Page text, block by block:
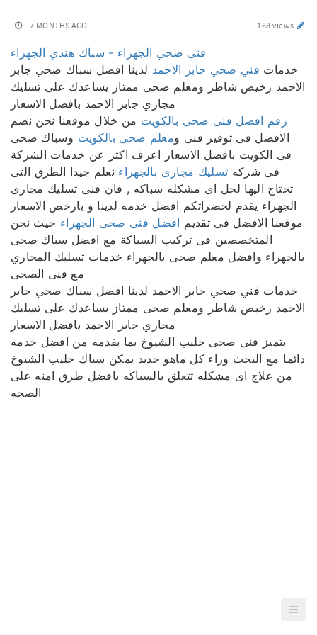
7 MONTHS AGO 188 views
فنى صحي الجهراء - سباك هندي الجهراء
خدمات فني صحي جابر الاحمد لدينا افضل سباك صحي جابر
الاحمد رخيص شاطر ومعلم صحى ممتاز يساعدك على تسليك
مجاري جابر الاحمد بافضل الاسعار
رقم افضل فنى صحى بالكويت من خلال موقعنا نحن نضم
الافضل فى توفير فنى ومعلم صحى بالكويت وسباك صحى
فى الكويت بافضل الاسعار اعرف اكثر عن خدمات الشركة
فى شركه تسليك مجارى بالجهراء نعلم جيدا الطرق التى
تحتاج اليها لحل اى مشكله سباكه , فان فنى تسليك مجارى
الجهراء يقدم لحضراتكم افضل خدمه لدينا و بارخص الاسعار
موقعنا الافضل فى تقديم افضل فنى صحى الجهراء حيث نحن
المتخصصين فى تركيب السباكة مع افضل سباك صحى
بالجهراء وافضل معلم صحى بالجهراء خدمات تسليك المجاري
مع فنى الصحى
خدمات فني صحي جابر الاحمد لدينا افضل سباك صحي جابر
الاحمد رخيص شاطر ومعلم صحى ممتاز يساعدك على تسليك
مجاري جابر الاحمد بافضل الاسعار
يتميز فنى صحى جليب الشيوخ بما يقدمه من افضل خدمه
دائما مع البحث وراء كل ماهو جديد يمكن سباك جليب الشيوخ
من علاج اى مشكله تتعلق بالسباكه بافضل طرق امنه على
الصحه